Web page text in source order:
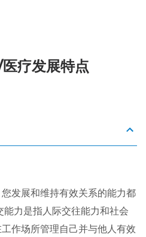
疗发展特点
发展和维持有效关系的能力都
力是指人际交往能力和社会
作场所管理自己并与他人有效